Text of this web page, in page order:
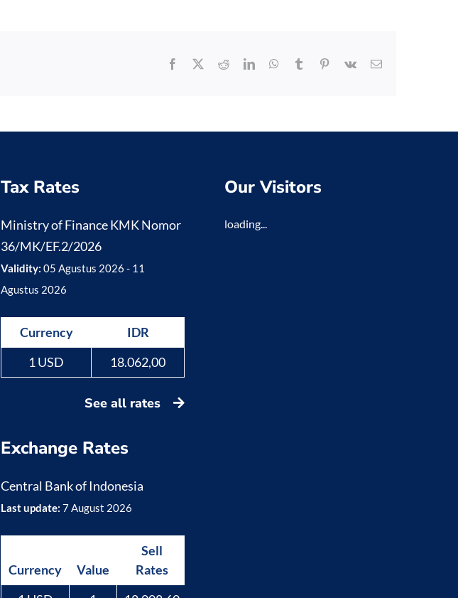
Facebook RedditLinkedInWhatsApp
Tumblr Pinterest
Vk Email
Tax Rates
Ministry of Finance KMK Nomor
36/MK/EF.2/2026
Validity: 05 Agustus 2026 - 11
Agustus 2026
Currency
IDR
1 USD
18.062,00
See all rates
Exchange Rates
Central Bank of Indonesia
Last update: 7 August 2026
Currency Value
Sell
Rates
Our Visitors
loading...